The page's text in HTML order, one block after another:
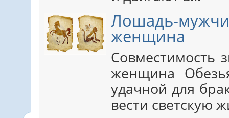
Лошадь-
женщина
Совместимость
женщина
удачной для
вести светскую